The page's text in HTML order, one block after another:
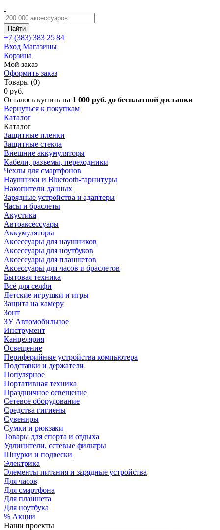
Найти
+7 (383) 383 25 84
Вход Магазины
Корзина
Мой заказ
Оформить заказ
Товары (0)
0 руб.
Осталось купить на 1 000 руб. до бесплатной доставки
Вернуться к покупкам
Каталог
Каталог
Защитные пленки
Защитные стекла
Внешние аккумуляторы
Кабели, разъемы, переходники
Чехлы для смартфонов
Наушники и Bluetooth-гарнитуры
Накопители данных
Зарядные устройства и адаптеры
Часы и браслеты
Акустика
Автоаксессуары
Аккумуляторы
Аксессуары для наушников
Аксессуары для ноутбуков
Аксессуары для планшетов
Аксессуары для часов и браслетов
Бытовая техника
Всё для селфи
Детские игрушки и игры
Защита на камеру
Зонт
ЗУ Автомобильное
Инструмент
Канцелярия
Освещение
Периферийные устройства компьютера
Подставки и держатели
Популярное
Портативная техника
Праздничное освещение
Сетевое оборудование
Средства гигиены
Сувениры
Сумки и рюкзаки
Товары для спорта и отдыха
Удлинители, сетевые фильтры
Шнурки и подвески
Электрика
Элементы питания и зарядные устройства
Для часов
Для смартфона
Для планшета
Для ноутбука
% Акции
Наши проекты